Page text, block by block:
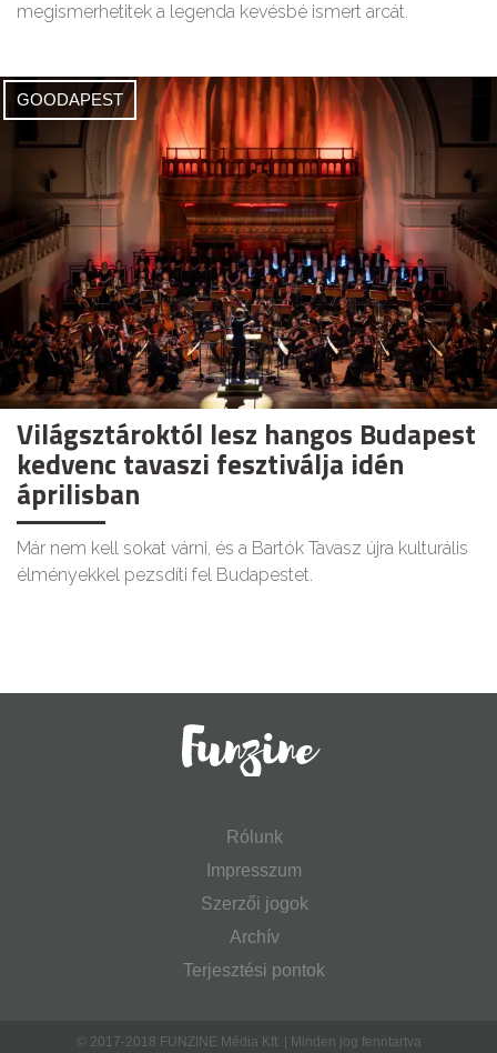
megismerhetitek a legenda kevésbé ismert arcát.
GOODAPEST
Világsztároktól lesz hangos Budapest
kedvenc tavaszi fesztiválja idén
áprilisban
Már nem kell sokat várni, és a Bartók Tavasz újra kulturális
élményekkel pezsdíti fel Budapestet.
Rólunk
Impresszum
Szerzői jogok
Archív
Terjesztési pontok
© 2017-2018 FUNZINE Média Kft. | Minden jog fenntartva